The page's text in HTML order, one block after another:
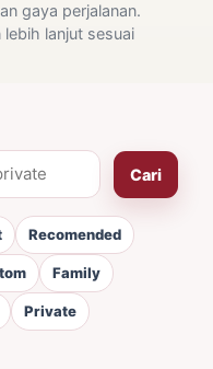
gaya perjalanan.
lanjut sesuai
Cari
Recomended
Family
Private